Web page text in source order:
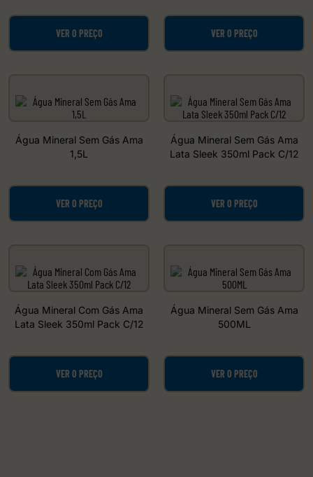
VER O PREÇO VER O PREÇO
Água Mineral Sem Gás Ama
1,5L
VER O PREÇO
Água Mineral Sem Gás Ama
Lata Sleek 350ml Pack C/12
VER O PREÇO
Água Mineral Com Gás Ama
Lata Sleek 350ml Pack C/12
VER O PREÇO
Água Mineral Sem Gás Ama
500ML
VER O PREÇO